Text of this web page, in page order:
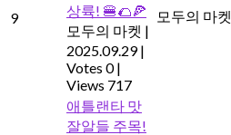
9
상륙! 🍔🌮🍕
모두의 마켓 |
2025.09.29 |
Votes 0 |
Views 717
모두의 마켓
애틀랜타 맛
잘알들 주목!